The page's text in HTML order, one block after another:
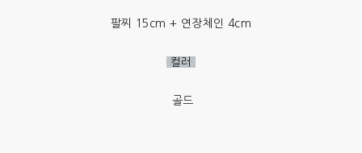
팔찌 15cm + 연장체인 4cm
컬러
골드